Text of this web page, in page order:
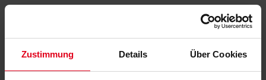
Zustimmung Details Über Cookies